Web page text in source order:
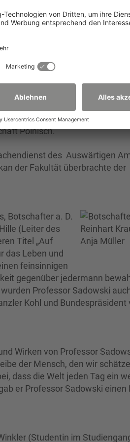
wurde Professor Aleksander-
Professor Sadowski
der Hochschule Zittau/
Polnisch.
des Auswärtigen
der Fakultät überbrachte der
Botschafter a. D.
(Leiter des
Titel „Auf
das Leben und
feinsinnigen
gegenüber jedermann
Professor Sadowski
Kohl und Bundespräsident
Wirken von Professor
der Mensch, den wir
dass die Welt jeden Tag ein
er Professor Sadowski einen
(Studentin im